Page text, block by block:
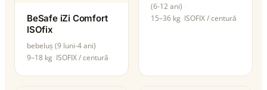
BeSafe iZi Comfort
ISOfix
bebeluș (9 luni-4 ani)
9–18 kg ISOFIX / centură
(6-12 ani)
15–36 kg ISOFIX / centură